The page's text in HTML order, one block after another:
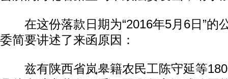
在这份落款日期为“2016年5月6日”的
委简要讲述了来函原因：
兹有陕西省岚皋籍农民工陈守延等180